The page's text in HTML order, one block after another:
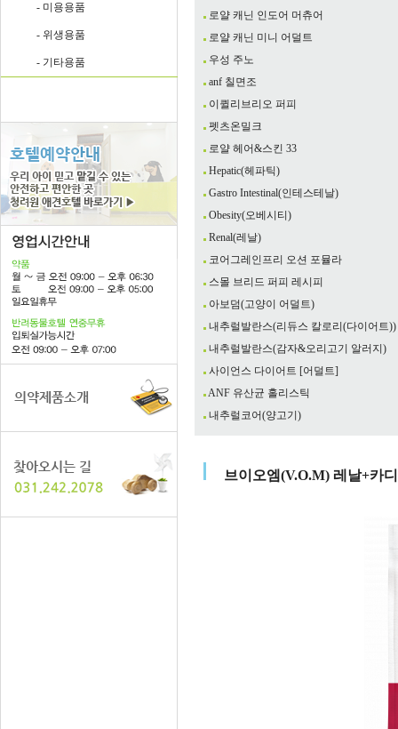
- 미용용품
- 위생용품
- 기타용품
로얄 캐닌 인도어 머츄어
로얄 캐닌 미니 어덜트
우성 주노
anf 칠면조
이퀼리브리오 퍼피
펫츠온밀크
로얄 헤어&스킨 33
Hepatic(헤파틱)
Gastro Intestinal(인테스테날)
Obesity(오베시티)
Renal(레날)
코어그레인프리 오션 포뮬라
스몰 브리드 퍼피 레시피
아보덤(고양이 어덜트)
내추럴발란스(리듀스 칼로리(다이어트))
내추럴발란스(감자&오리고기 알러지)
사이언스 다이어트 [어덜트]
ANF 유산균 홀리스틱
내추럴코어(양고기)
브이오엠(V.O.M) 레날+카